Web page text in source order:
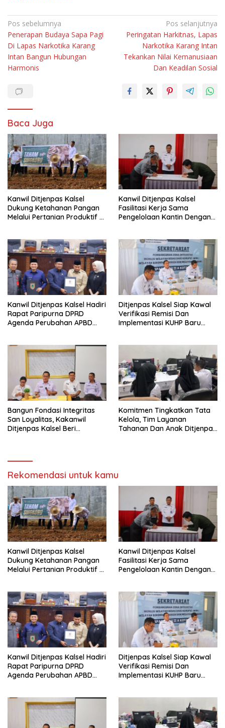
Navigasi
pos
Pos sebelumnya
Penerapan Budaya Sapa Pagi
Di Lapas Narkotika Karang
Intan Bangun Hubungan
Harmonis
Pos selanjutnya
Peringatan Harkitnas, Lapas
Narkotika Karang Intan
Tekankan Nilai Kemanusiaan
Dan Keadilan Sosial
Baca Juga
Kanwil Ditjenpas Kalsel
Dukung Ketahanan Pangan
Melalui Pertanian Produktif Di
Kanwil Ditjenpas Kalsel
Fasilitasi Kerja Sama
Pengelolaan Kantin Dengan
Kanwil Ditjenpas Kalsel Hadiri
Rapat Paripurna DPRD
Agenda Perubahan APBD
Ditjenpas Kalsel Siap Kawal
Verifikasi Remisi Dan
Implementasi KUHP Baru
Bangun Fondasi Integritas
San Loyalitas, Kakanwil
Ditjenpas Kalsel Beri
Komitmen Tingkatkan Tata
Kelola, Tim Layanan
Tahanan Dan Anak Ditjenpas
Rekomendasi untuk kamu
Kanwil Ditjenpas Kalsel
Dukung Ketahanan Pangan
Melalui Pertanian Produktif Di
Kanwil Ditjenpas Kalsel
Fasilitasi Kerja Sama
Pengelolaan Kantin Dengan
Kanwil Ditjenpas Kalsel Hadiri
Rapat Paripurna DPRD
Agenda Perubahan APBD
Ditjenpas Kalsel Siap Kawal
Verifikasi Remisi Dan
Implementasi KUHP Baru